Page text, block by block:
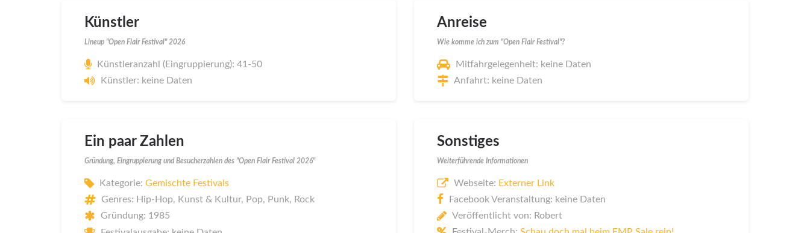
Künstler
Lineup "Open Flair Festival" 2026
Künstleranzahl (Eingruppierung): 41-50
Künstler: keine Daten
Anreise
Wie komme ich zum "Open Flair Festival"?
Mitfahrgelegenheit: keine Daten
Anfahrt: keine Daten
Ein paar Zahlen
Gründung, Eingruppierung und Besucherzahlen des "Open Flair Festival 2026"
Kategorie: Gemischte Festivals
Genres: Hip-Hop, Kunst & Kultur, Pop, Punk, Rock
Gründung: 1985
Sonstiges
Weiterführende Informationen
Webseite: Externer Link
Facebook Veranstaltung: keine Daten
Veröffentlicht von: Robert